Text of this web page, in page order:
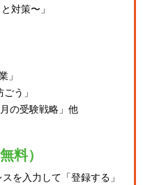
対策〜」
」
う」
の受験戦略」他
料）
を入力して「登録する」